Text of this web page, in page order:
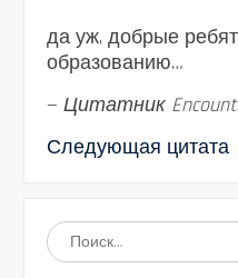
да уж, добрые
образованию…
— Цитатник
Следующая цитата
Найти: